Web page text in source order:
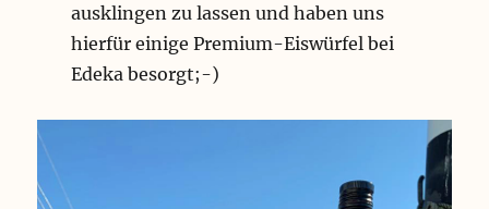
ausklingen zu lassen und haben uns
hierfür einige Premium-Eiswürfel bei
Edeka besorgt;-)